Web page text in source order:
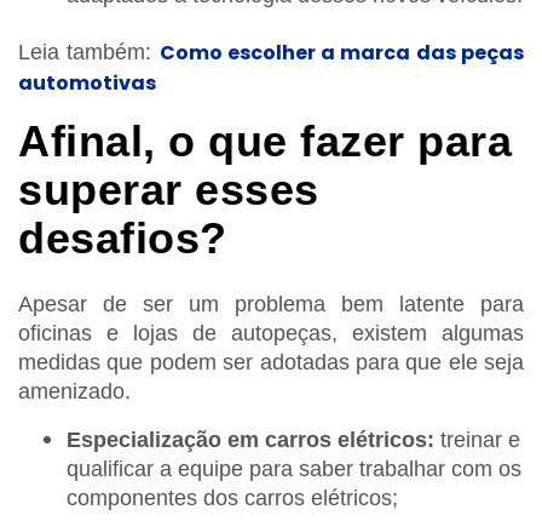
Leia também: Como escolher a marca das peças
automotivas
Afinal, o que fazer para
superar esses
desafios?
Apesar de ser um problema bem latente para
oficinas e lojas de autopeças, existem algumas
medidas que podem ser adotadas para que ele seja
amenizado.
Especialização em carros elétricos: treinar e
qualificar a equipe para saber trabalhar com os
componentes dos carros elétricos;